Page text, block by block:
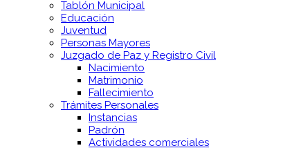
Tablón Municipal
Educación
Juventud
Personas Mayores
Juzgado de Paz y Registro Civil
Nacimiento
Matrimonio
Fallecimiento
Trámites Personales
Instancias
Padrón
Actividades comerciales